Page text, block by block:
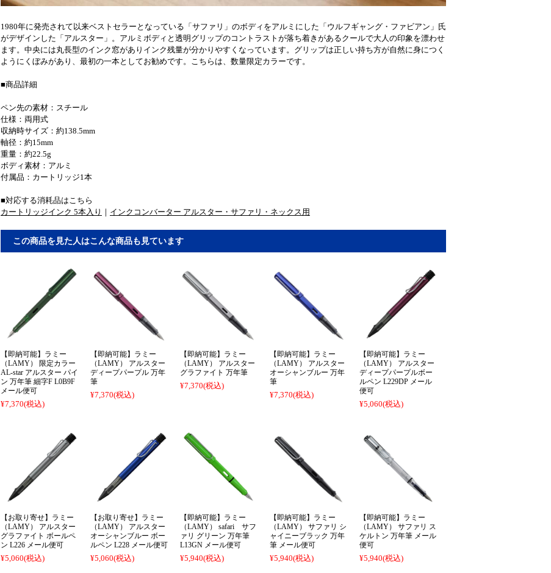
1980年に発売されて以来ベストセラーとなっている「サファリ」のボディをアルミにした「ウルフギャング・ファビアン」氏
がデザインした「アルスター」。アルミボディと透明グリップのコントラストが落ち着きがあるクールで大人の印象を漂わせ
ます。中央には丸長型のインク窓がありインク残量が分かりやすくなっています。グリップは正しい持ち方が自然に身につく
ようにくぼみがあり、最初の一本としてお勧めです。こちらは、数量限定カラーです。
■商品詳細
ペン先の素材：スチール
仕様：両用式
収納時サイズ：約138.5mm
軸径：約15mm
重量：約22.5g
ボディ素材：アルミ
付属品：カートリッジ1本
■対応する消耗品はこちら
カートリッジインク 5本入り ｜ インクコンバーター アルスター・サファリ・ネックス用
この商品を見た人はこんな商品も見ています
【即納可能】ラミー
（LAMY） 限定カラー
AL-star アルスター パイ
ン 万年筆 細字F L0B9F
メール便可
¥7,370(税込)
【即納可能】ラミー
（LAMY） アルスター
ディープパープル 万年
筆
¥7,370(税込)
【即納可能】ラミー
（LAMY） アルスター
グラファイト 万年筆
¥7,370(税込)
【即納可能】ラミー
（LAMY） アルスター
オーシャンブルー 万年
筆
¥7,370(税込)
【即納可能】ラミー
（LAMY） アルスター
ディープパープルボー
ルペン L229DP メール
便可
¥5,060(税込)
【お取り寄せ】ラミー
（LAMY） アルスター
グラファイト ボールペ
ン L226 メール便可
¥5,060(税込)
【お取り寄せ】ラミー
（LAMY） アルスター
オーシャンブルー ボー
ルペン L228 メール便可
¥5,060(税込)
【即納可能】ラミー
（LAMY） safari サフ
ァリ グリーン 万年筆
L13GN メール便可
¥5,940(税込)
【即納可能】ラミー
（LAMY） サファリ シ
ャイニーブラック 万年
筆 メール便可
¥5,940(税込)
【即納可能】ラミー
（LAMY） サファリ ス
ケルトン 万年筆 メール
便可
¥5,940(税込)